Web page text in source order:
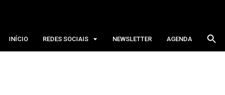
INÍCIO REDES SOCIAIS NEWSLETTER AGENDA